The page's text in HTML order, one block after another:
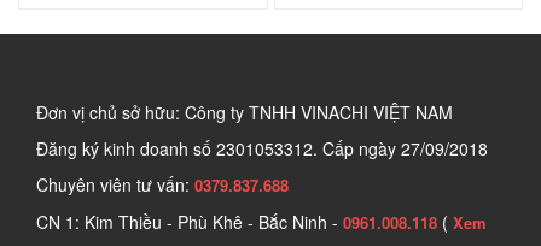
Đơn vị chủ sở hữu: Công ty TNHH VINACHI VIỆT NAM
Đăng ký kinh doanh số 2301053312. Cấp ngày 27/09/2018
Chuyên viên tư vấn: 0379.837.688
CN 1: Kim Thiều - Phù Khê - Bắc Ninh - 0961.008.118 ( Xem